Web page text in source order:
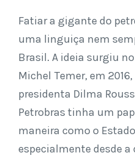
Fatiar a gigante do
uma linguiça nem
Brasil. A ideia surgiu
Michel Temer, em
presidenta Dilma
Petrobras tinha um
maneira como o
especialmente desde a